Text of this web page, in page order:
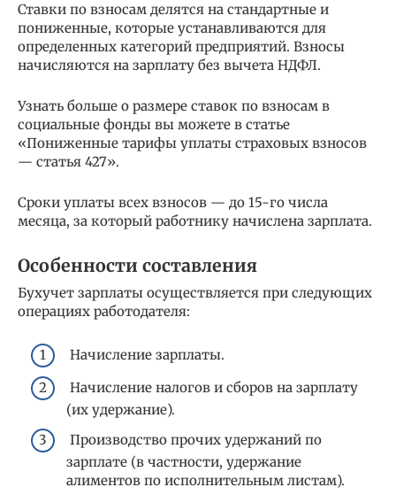
Ставки по взносам делятся на стандартные и
пониженные, которые устанавливаются для
определенных категорий предприятий. Взносы
начисляются на зарплату без вычета НДФЛ.
Узнать больше о размере ставок по взносам в
социальные фонды вы можете в статье
«Пониженные тарифы уплаты страховых взносов
— статья 427».
Сроки уплаты всех взносов — до 15-го числа
месяца, за который работнику начислена зарплата.
Особенности составления
Бухучет зарплаты осуществляется при следующих
операциях работодателя:
Начисление зарплаты.
Начисление налогов и сборов на зарплату
(их удержание).
Производство прочих удержаний по
зарплате (в частности, удержание
алиментов по исполнительным листам).